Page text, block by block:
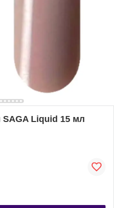
SAGA Liquid 15 мл